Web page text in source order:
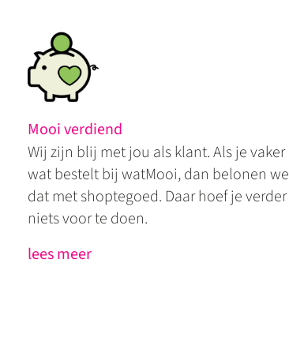
Mooi verdiend
Wij zijn blij met jou als klant. Als je vaker
wat bestelt bij watMooi, dan belonen we
dat met shoptegoed. Daar hoef je verder
niets voor te doen.
lees meer